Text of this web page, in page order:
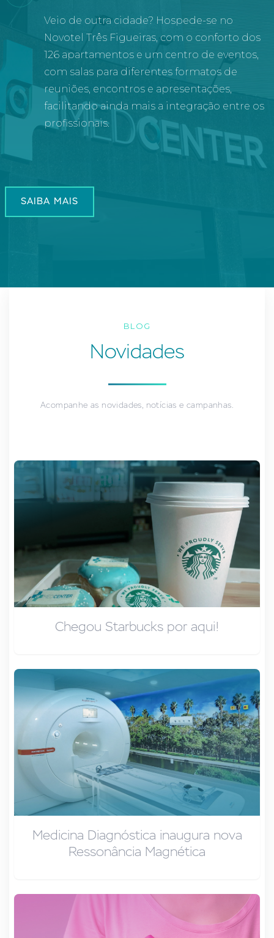
Veio de outra cidade? Hospede-se no
Novotel Três Figueiras, com o conforto dos
126 apartamentos e um centro de eventos,
com salas para diferentes formatos de
reuniões, encontros e apresentações,
facilitando ainda mais a integração entre os
profissionais.
SAIBA MAIS
BLOG
Novidades
Acompanhe as novidades, notícias e campanhas.
Chegou Starbucks por aqui!
Medicina Diagnóstica inaugura nova
Ressonância Magnética